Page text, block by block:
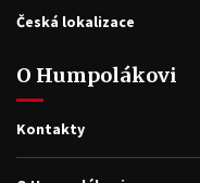
Česká lokalizace
O Humpolákovi
Kontakty